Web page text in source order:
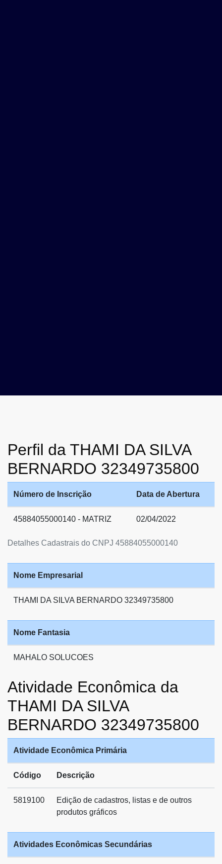
Perfil da THAMI DA SILVA
BERNARDO 32349735800
Detalhes Cadastrais do CNPJ 45884055000140
Número de Inscrição Data de Abertura
45884055000140 - MATRIZ 02/04/2022
Nome Empresarial
THAMI DA SILVA BERNARDO 32349735800
Nome Fantasia
MAHALO SOLUCOES
Atividade Econômica da
THAMI DA SILVA
BERNARDO 32349735800
Atividade Econômica Primária
Código Descrição
5819100
Edição de cadastros, listas e de outros
produtos gráficos
Atividades Econômicas Secundárias